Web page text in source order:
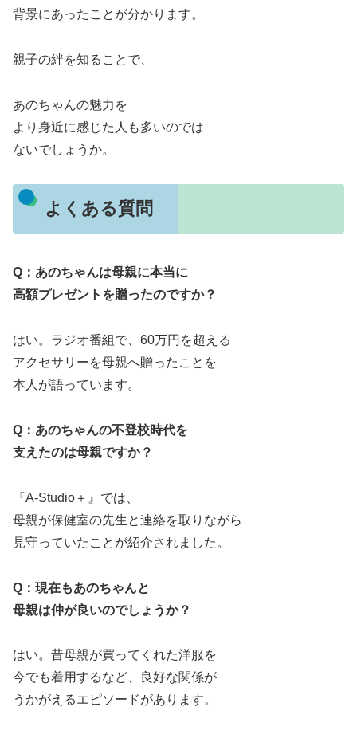
背景にあったことが分かります。
親子の絆を知ることで、
あのちゃんの魅力を
より身近に感じた人も多いのでは
ないでしょうか。
よくある質問
Q：あのちゃんは母親に本当に
高額プレゼントを贈ったのですか？
はい。ラジオ番組で、60万円を超える
アクセサリーを母親へ贈ったことを
本人が語っています。
Q：あのちゃんの不登校時代を
支えたのは母親ですか？
『A-Studio＋』では、
母親が保健室の先生と連絡を取りながら
見守っていたことが紹介されました。
Q：現在もあのちゃんと
母親は仲が良いのでしょうか？
はい。昔母親が買ってくれた洋服を
今でも着用するなど、良好な関係が
うかがえるエピソードがあります。